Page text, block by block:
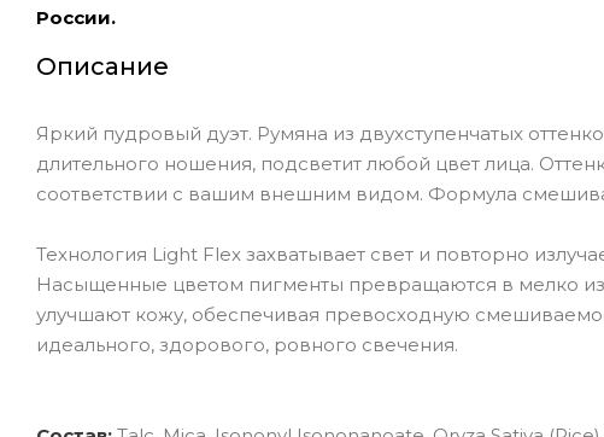
России.
Описание
Яркий пудровый дуэт. Румяна из двухступенчатых
длительного ношения, подсветит любой цвет лица.
соответствии с вашим внешним видом. Формула
Технология Light Flex захватывает свет и повторно
Насыщенные цветом пигменты превращаются в мелко
улучшают кожу, обеспечивая превосходную
идеального, здорового, ровного свечения.